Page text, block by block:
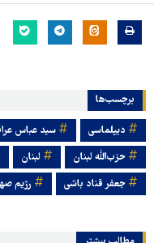
برچسب‌ها
دیپلماسی سید عباس
حزب‌الله لبنان
لبنان
جعفر قناد باشی
رژیم